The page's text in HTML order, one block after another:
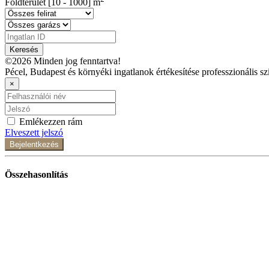
Földterület [10 - 1000] m
Keresés
©2026 Minden jog fenntartva!
Pécel, Budapest és környéki ingatlanok értékesítése professzionális
×
Emlékezzen rám
Elveszett jelszó
Bejelentkezés
Összehasonlítás